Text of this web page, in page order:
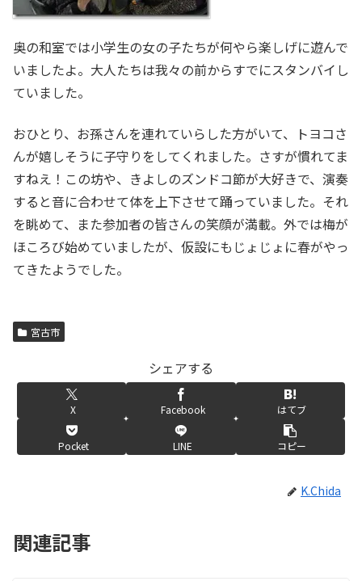
奥の和室では小学生の女の子たちが何やら楽しげに遊んで
いましたよ。大人たちは我々の前からすでにスタンバイし
ていました。
おひとり、お孫さんを連れていらした方がいて、トヨコさ
んが嬉しそうに子守りをしてくれました。さすが慣れてま
すねえ！この坊や、きよしのズンドコ節が大好きで、演奏
すると音に合わせて体を上下させて踊っていました。それ
を眺めて、また参加者の皆さんの笑顔が満載。外では梅が
ほころび始めていましたが、仮設にもじょじょに春がやっ
てきたようでした。
宮古市
シェアする
X Facebook はてブ
Pocket LINE コピー
K.Chida
関連記事